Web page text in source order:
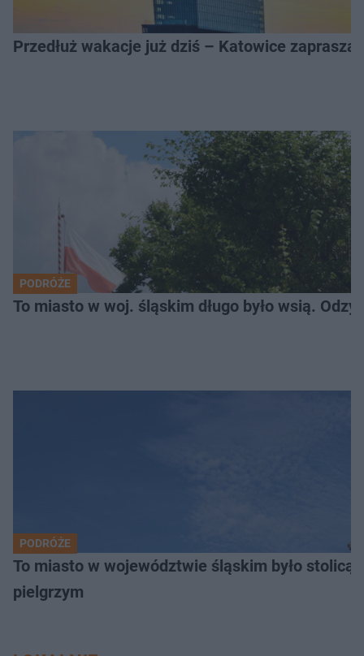
Przedłuż wakacje już dziś – Katowice
PODRÓŻE
To miasto w woj. śląskim długo było wsią.
PODRÓŻE
To miasto w województwie śląskim było
pielgrzym